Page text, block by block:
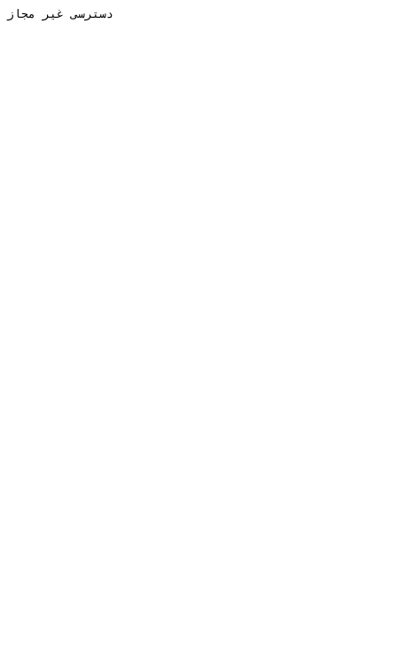
دسترسی غیر مجاز